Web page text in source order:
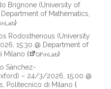
Brignone (University of
of Mathematics,
)
Rodosthenous (University
15:30 @ Department of
Milano ( QFinLab)
Sánchez-
– 24/3/2026, 15:00 @
Politecnico di Milano (